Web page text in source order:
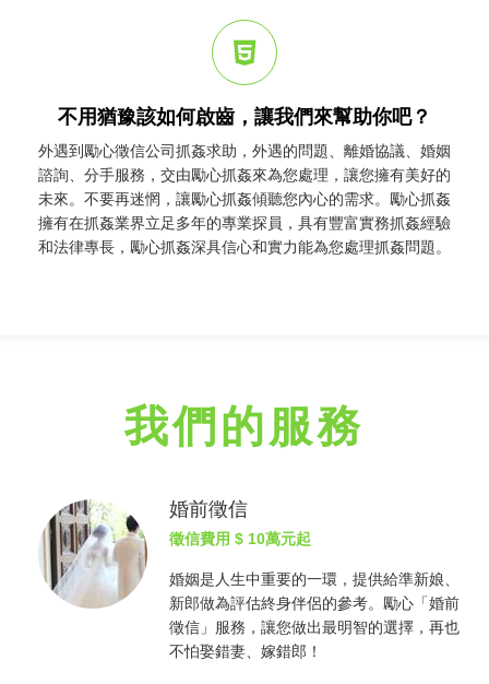
不用猶豫該如何啟齒，讓我們來幫助你吧？
外遇到勵心徵信公司抓姦求助，外遇的問題、離婚協議、婚姻
諮詢、分手服務，交由勵心抓姦來為您處理，讓您擁有美好的
未來。不要再迷惘，讓勵心抓姦傾聽您內心的需求。勵心抓姦
擁有在抓姦業界立足多年的專業探員，具有豐富實務抓姦經驗
和法律專長，勵心抓姦深具信心和實力能為您處理抓姦問題。
我們的服務
婚前徵信
徵信費用 $ 10萬元起
婚姻是人生中重要的一環，提供給準新娘、
新郎做為評估終身伴侶的參考。勵心「婚前
徵信 」服務，讓您做出最明智的選擇，再也
不怕娶錯妻、嫁錯郎！